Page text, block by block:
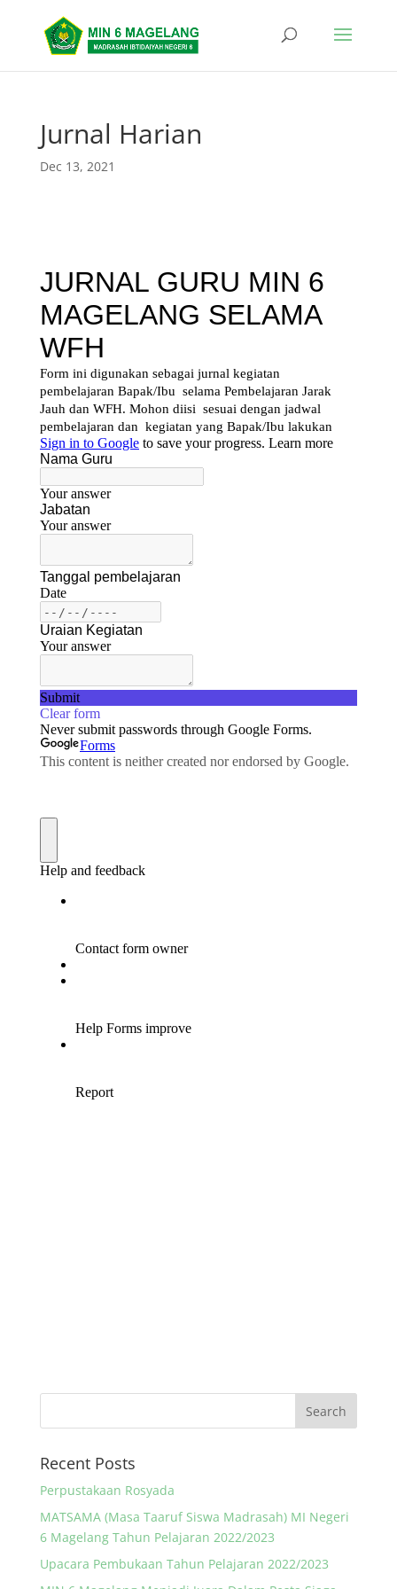
Jurnal Harian
Dec 13, 2021
Recent Posts
Perpustakaan Rosyada
MATSAMA (Masa Taaruf Siswa Madrasah) MI Negeri
6 Magelang Tahun Pelajaran 2022/2023
Upacara Pembukaan Tahun Pelajaran 2022/2023